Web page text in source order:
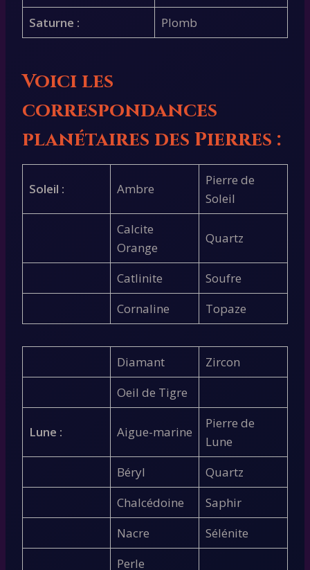
Saturne : Plomb
Voici les
correspondances
planétaires des Pierres :
Soleil : Ambre
Pierre de
Soleil
Calcite
Orange
Quartz
Catlinite
Soufre
Cornaline
Topaze
Diamant
Zircon
Oeil de Tigre
Lune : Aigue-marine
Pierre de
Lune
Béryl
Quartz
Chalcédoine
Saphir
Nacre
Sélénite
Perle